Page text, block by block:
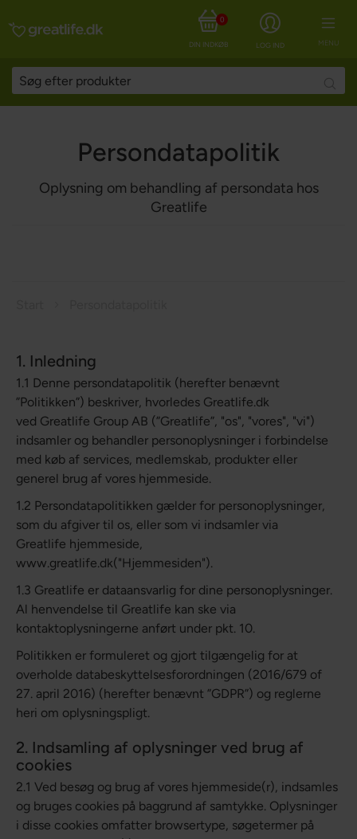
MENU
LOG IND
DIN INDKØBSKURV
0
Persondatapolitik
Oplysning om behandling af persondata hos
Greatlife
1. Inledning
1.1 Denne persondatapolitik (herefter benævnt
”Politikken”) beskriver, hvorledes Greatlife.dk
ved Greatlife Group AB (”Greatlife”, "os", "vores", "vi")
indsamler og behandler personoplysninger i forbindelse
med køb af services, medlemskab, produkter eller
generel brug af vores hjemmeside.
1.2 Persondatapolitikken gælder for personoplysninger,
som du afgiver til os, eller som vi indsamler via
Greatlife hjemmeside,
www.greatlife.dk("Hjemmesiden").
1.3 Greatlife er dataansvarlig for dine personoplysninger.
Al henvendelse til Greatlife kan ske via
kontaktoplysningerne anført under pkt. 10.
Politikken er formuleret og gjort tilgængelig for at
overholde databeskyttelsesforordningen (2016/679 of
27. april 2016) (herefter benævnt ”GDPR”) og reglerne
heri om oplysningspligt.
2. Indsamling af oplysninger ved brug af
cookies
2.1 Ved besøg og brug af vores hjemmeside(r), indsamles
og bruges cookies på baggrund af samtykke. Oplysninger
i disse cookies omfatter browsertype, søgetermer på